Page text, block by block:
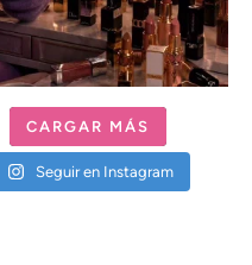
CARGAR MÁS
Seguir en Instagram